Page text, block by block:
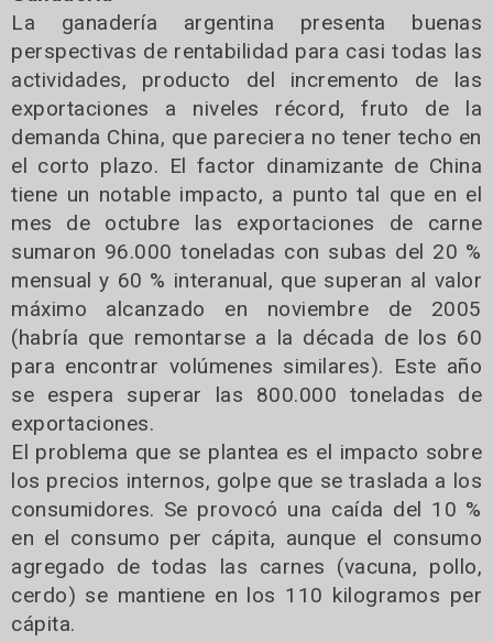
La ganadería argentina presenta buenas
perspectivas de rentabilidad para casi todas las
actividades, producto del incremento de las
exportaciones a niveles récord, fruto de la
demanda China, que pareciera no tener techo en
el corto plazo. El factor dinamizante de China
tiene un notable impacto, a punto tal que en el
mes de octubre las exportaciones de carne
sumaron 96.000 toneladas con subas del 20 %
mensual y 60 % interanual, que superan al valor
máximo alcanzado en noviembre de 2005
(habría que remontarse a la década de los 60
para encontrar volúmenes similares). Este año
se espera superar las 800.000 toneladas de
exportaciones.
El problema que se plantea es el impacto sobre
los precios internos, golpe que se traslada a los
consumidores. Se provocó una caída del 10 %
en el consumo per cápita, aunque el consumo
agregado de todas las carnes (vacuna, pollo,
cerdo) se mantiene en los 110 kilogramos per
cápita.